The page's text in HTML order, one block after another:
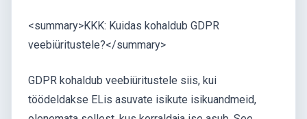
<summary>KKK: Kuidas kohaldub GDPR
veebiüritustele?</summary>
GDPR kohaldub veebiüritustele siis, kui
töödeldakse ELis asuvate isikute isikuandmeid,